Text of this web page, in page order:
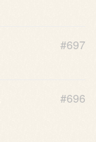
#697
#696